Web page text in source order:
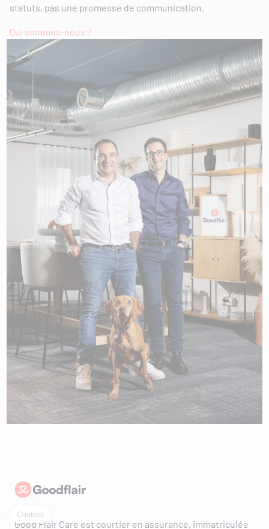
statuts, pas une promesse de communication.
Qui sommes-nous ?
Goodflair
Good Flair Care est courtier en assurance, immatriculée